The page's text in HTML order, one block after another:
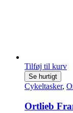
Tilføj til kurv
Se hurtigt
Cykeltasker,
Ortlieb